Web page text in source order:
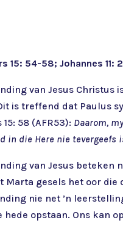
15: 54-58; Johannes 11:
van Jesus Christus
is treffend dat Paulus
58 (AFR53): Daarom,
in die Here nie tevergeefs
van Jesus beteken
Marta gesels het oor die
nie net ’n
hede opstaan. Ons kan